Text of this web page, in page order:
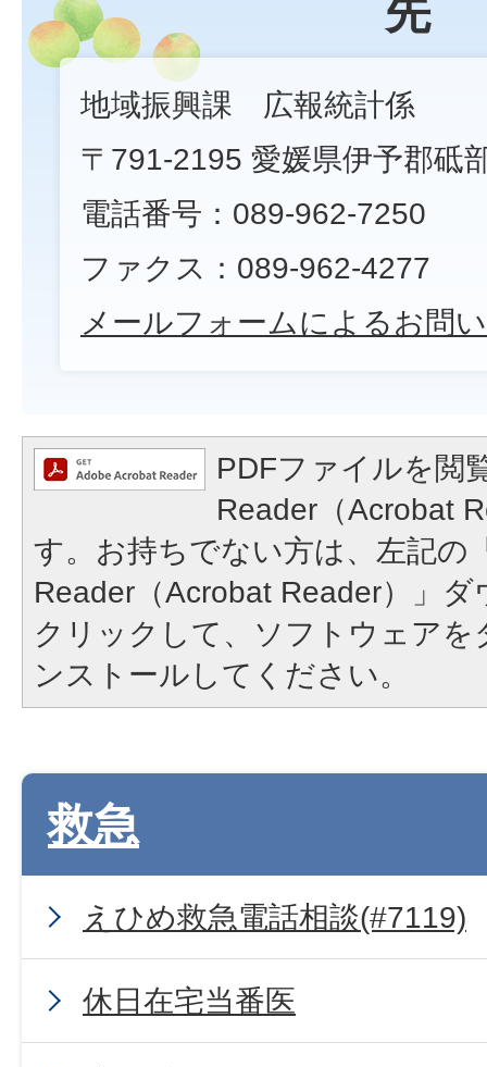
先
地域振興課 広報統計係
〒791-2195 愛媛県伊予郡砥
電話番号：089-962-7250
ファクス：089-962-4277
メールフォームによるお問
PDFファイルを閲
Reader（Acrobat
す。お持ちでない方は、左記の
Reader（Acrobat Reader）」
クリックして、ソフトウェア
ンストールしてください。
救急
えひめ救急電話相談(#7119)
休日在宅当番医